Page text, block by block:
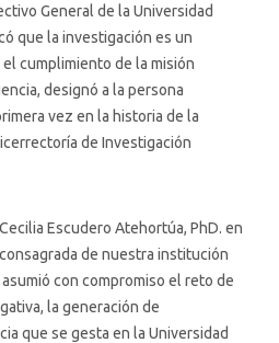
General de la Universidad
que la investigación es un
cumplimiento de la misión
designó a la persona
vez en la historia de la
de Investigación
Escudero Atehortúa, PhD. en
de nuestra institución
con compromiso el reto de
la generación de
que se gesta en la Universidad